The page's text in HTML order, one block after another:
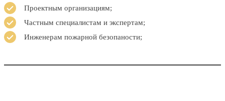
Проектным организациям;
Частным специалистам и экспертам;
Инженерам пожарной безопаности;